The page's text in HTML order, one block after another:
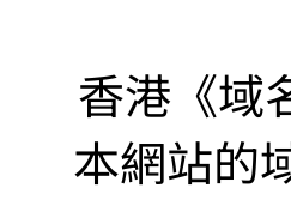
香港《域
本網站的